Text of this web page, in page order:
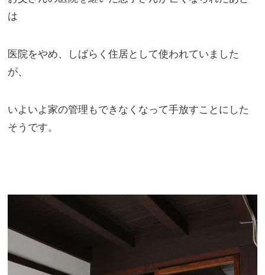
は
医院をやめ、しばらく住居として使われていました
が、
いよいよ家の管理もできなくなって手放すことにした
そうです。